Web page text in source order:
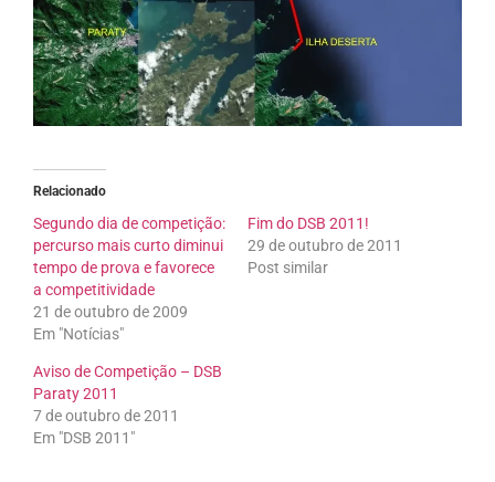
Relacionado
Segundo dia de competição:
percurso mais curto diminui
tempo de prova e favorece
a competitividade
21 de outubro de 2009
Em "Notícias"
Fim do DSB 2011!
29 de outubro de 2011
Post similar
Aviso de Competição – DSB
Paraty 2011
7 de outubro de 2011
Em "DSB 2011"